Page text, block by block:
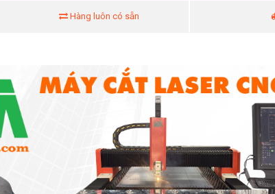
Hàng luôn có sẵn